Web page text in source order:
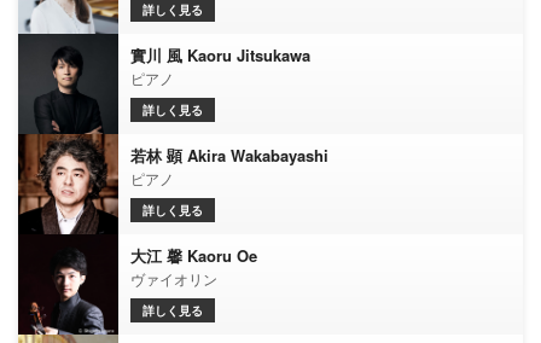
詳しく見る
實川 風 Kaoru Jitsukawa
ピアノ
詳しく見る
若林 顕 Akira Wakabayashi
ピアノ
詳しく見る
大江 馨 Kaoru Oe
ヴァイオリン
詳しく見る